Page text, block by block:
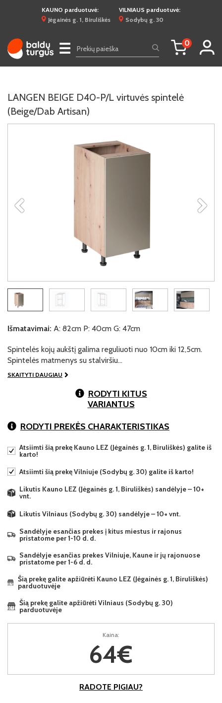
KAUNO parduotuvė:
Jėgainės g. 1, Biruliškės
VILNIAUS parduotuvė:
Sodybų g. 30
☰ 0
LANGEN BEIGE D40-P/L virtuvės spintelė
(Beige/Dab Artisan)
Išmatavimai: A: 82cm P: 40cm G: 47cm
Spintelės kojų aukštį galima reguliuoti nuo 10cm iki 12,5cm.
Spintelės matmenys su stalviršiu…
SKAITYTI DAUGIAU
RODYTI KITUS
VARIANTUS
RODYTI PREKĖS CHARAKTERISTIKAS
Atsiimti šią prekę Kauno LEZ (Jėgainės g. 1, Biruliškės) galite iš
karto!
Atsiimti šią prekę Vilniuje (Sodybų g. 30) galite iš karto!
Likutis Kauno LEZ (Jėgainės g. 1, Biruliškės) sandėlyje – 10+
vnt.
Likutis Vilniaus (Sodybų g. 30) sandėlyje – 10+ vnt.
Sandėlyje esančias prekes į kitus miestus ir rajonus
pristatome per 1-10 d. d.
Sandėlyje esančias prekes Vilniuje, Kaune ir jų rajonuose
pristatome per 1-6 d. d.
Šią prekę galite apžiūrėti Kauno LEZ (Jėgainės g. 1, Biruliškės)
parduotuvėje
Šią prekę galite apžiūrėti Vilniaus (Sodybų g. 30)
parduotuvėje
Kaina:
64€
RADOTE PIGIAU?